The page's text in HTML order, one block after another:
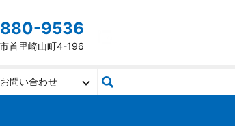
9536
首里崎山町4-196
お問い合わせ